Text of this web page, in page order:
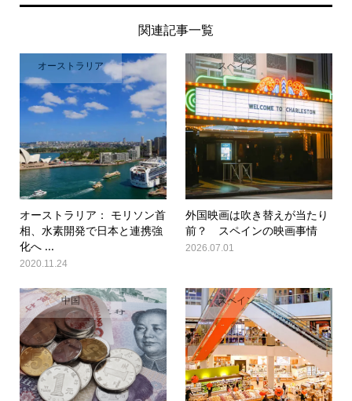
関連記事一覧
オーストラリア
オーストラリア： モリソン首
相、水素開発で日本と連携強
化へ ...
2020.11.24
スペイン
外国映画は吹き替えが当たり
前？ スペインの映画事情
2026.07.01
中国 スペイン